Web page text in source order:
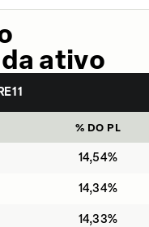
ativo
% DO PL
14,54%
14,34%
14,33%